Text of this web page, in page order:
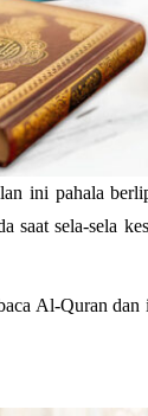
ini pahala
saat sela-sela
Al-Quran